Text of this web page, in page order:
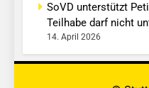
SoVD unterstützt
Teilhabe darf nicht
14. April 2026